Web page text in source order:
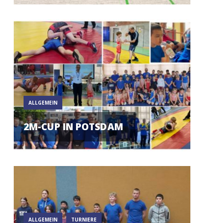
ALLGEMEIN
2M-CUP IN POTSDAM
ALLGEMEIN TURNIERE